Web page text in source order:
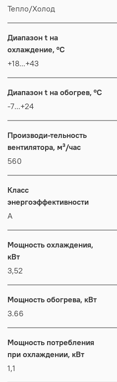
Тепло/Холод
Диапазон t на
охлаждение, °C
+18...+43
Диапазон t на обогрев, °C
-7...+24
Производи-тельность
вентилятора, м³/час
560
Класс
энергоэффективности
А
Мощность охлаждения,
кВт
3,52
Мощность обогрева, кВт
3.66
Мощность потребления
при охлаждении, кВт
1,1